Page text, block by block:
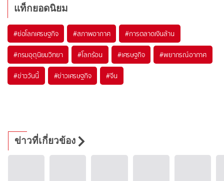
แท็กยอดนิยม
#ย่อโลกเศรษฐกิจ #สภาพอากาศ #การตลาดเงินล้าน
#กรมอุตุนิยมวิทยา #โลกร้อน #เศรษฐกิจ #พยากรณ์อากาศ
#ข่าววันนี้ #ข่าวเศรษฐกิจ #จีน
ข่าวที่เกี่ยวข้อง